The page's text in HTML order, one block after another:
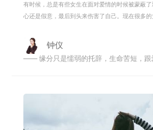
有时候，总是有些女生在面对爱情的时候被蒙蔽
心还是假意，最后到头来伤害了自己。现在很多
钟仪
—— 缘分只是懦弱的托辞，生命苦短，跟